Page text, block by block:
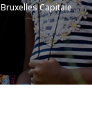
Bruxelles Capitale